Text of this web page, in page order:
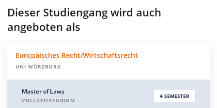
Dieser Studiengang wird auch
angeboten als
Europäisches Recht/Wirtschaftsrecht
UNI WÜRZBURG
Master of Laws
VOLLZEITSTUDIUM
4 SEMESTER